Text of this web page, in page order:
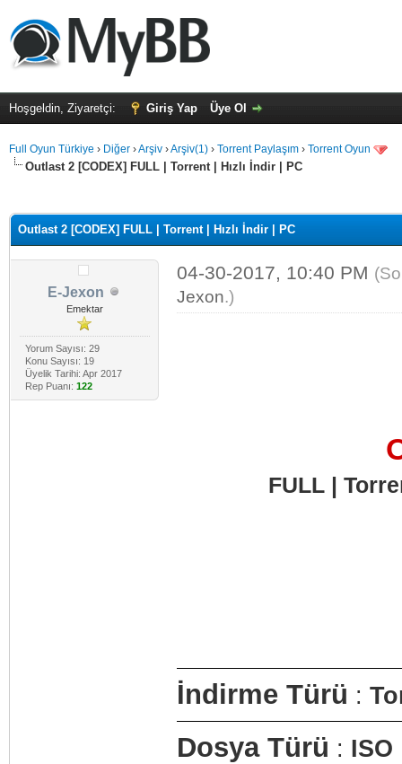
Hoşgeldin, Ziyaretçi: Giriş Yap Üye Ol
Full Oyun Türkiye › Diğer ›Arşiv ›Arşiv(1) › Torrent Paylaşım › Torrent Oyun
Outlast 2 [CODEX] FULL | Torrent | Hızlı İndir | PC
Outlast 2 [CODEX] FULL | Torrent | Hızlı İndir | PC
E-Jexon
Emektar
Yorum Sayısı: 29
Konu Sayısı: 19
Üyelik Tarihi: Apr 2017
Rep Puanı: 122
04-30-2017, 10:40 PM
Jexon.)
FULL |
İndirme Türü :
Dosya Türü : ISO